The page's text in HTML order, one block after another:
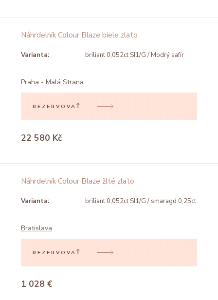
Náhrdelník Colour Blaze biele zlato
Varianta: briliant 0,052ct SI1/G / Modrý safír
Praha - Malá Strana
REZERVOVAŤ
22 580 Kč
Náhrdelník Colour Blaze žlté zlato
Varianta: briliant 0,052ct SI1/G / smaragd 0,25ct
Bratislava
REZERVOVAŤ
1 028 €